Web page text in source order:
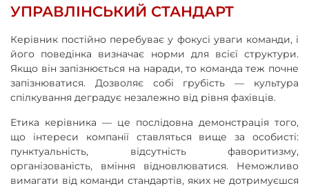
УПРАВЛІНСЬКИЙ СТАНДАРТ
Керівник постійно перебуває у фокусі уваги команди, і
його поведінка визначає норми для всієї структури.
Якщо він запізнюється на наради, то команда теж почне
запізнюватися. Дозволяє собі грубість — культура
спілкування деградує незалежно від рівня фахівців.
Етика керівника — це послідовна демонстрація того,
що інтереси компанії ставляться вище за особисті:
пунктуальність, відсутність фаворитизму,
організованість, вміння відновлюватися. Неможливо
вимагати від команди стандартів, яких не дотримуєшся